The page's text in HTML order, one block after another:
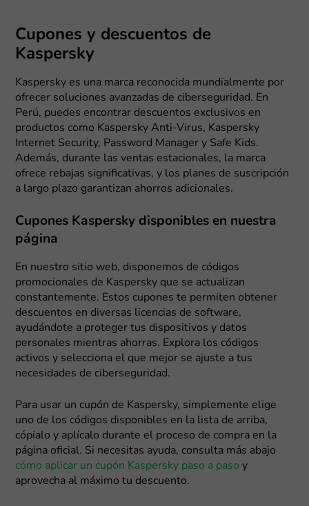
Cupones y descuentos de
Kaspersky
Kaspersky es una marca reconocida mundialmente por
ofrecer soluciones avanzadas de ciberseguridad. En
Perú, puedes encontrar descuentos exclusivos en
productos como Kaspersky Anti-Virus, Kaspersky
Internet Security, Password Manager y Safe Kids.
Además, durante las ventas estacionales, la marca
ofrece rebajas significativas, y los planes de suscripción
a largo plazo garantizan ahorros adicionales.
Cupones Kaspersky disponibles en nuestra
página
En nuestro sitio web, disponemos de códigos
promocionales de Kaspersky que se actualizan
constantemente. Estos cupones te permiten obtener
descuentos en diversas licencias de software,
ayudándote a proteger tus dispositivos y datos
personales mientras ahorras. Explora los códigos
activos y selecciona el que mejor se ajuste a tus
necesidades de ciberseguridad.
Para usar un cupón de Kaspersky, simplemente elige
uno de los códigos disponibles en la lista de arriba,
cópialo y aplícalo durante el proceso de compra en la
página oficial. Si necesitas ayuda, consulta más abajo
cómo aplicar un cupón Kaspersky paso a paso y
aprovecha al máximo tu descuento.